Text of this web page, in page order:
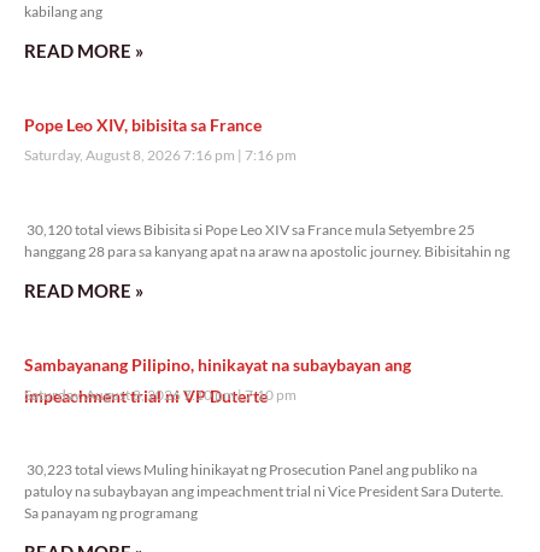
kabilang ang
READ MORE »
Pope Leo XIV, bibisita sa France
Saturday, August 8, 2026 7:16 pm 7:16 pm
30,120 total views Bibisita si Pope Leo XIV sa France mula Setyembre 25
hanggang 28 para sa kanyang apat na araw na apostolic journey. Bibisitahin ng
READ MORE »
Sambayanang Pilipino, hinikayat na subaybayan ang
impeachment trial ni VP Duterte
Saturday, August 8, 2026 7:10 pm 7:10 pm
30,223 total views Muling hinikayat ng Prosecution Panel ang publiko na
patuloy na subaybayan ang impeachment trial ni Vice President Sara Duterte.
Sa panayam ng programang